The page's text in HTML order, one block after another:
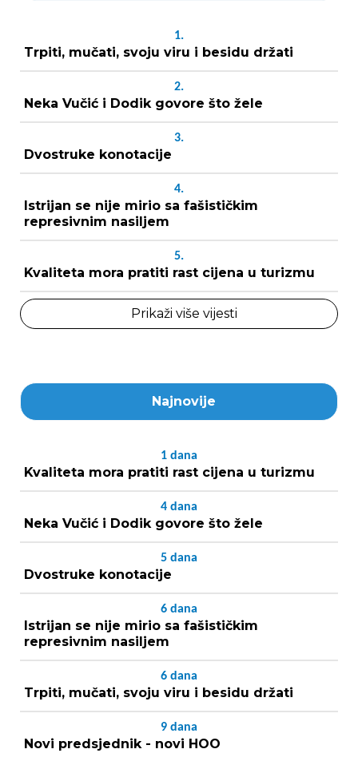
1.
Trpiti, mučati, svoju viru i besidu držati
2.
Neka Vučić i Dodik govore što žele
3.
Dvostruke konotacije
4.
Istrijan se nije mirio sa fašističkim
represivnim nasiljem
5.
Kvaliteta mora pratiti rast cijena u turizmu
Prikaži više vijesti
Najnovije
1 dana
Kvaliteta mora pratiti rast cijena u turizmu
4 dana
Neka Vučić i Dodik govore što žele
5 dana
Dvostruke konotacije
6 dana
Istrijan se nije mirio sa fašističkim
represivnim nasiljem
6 dana
Trpiti, mučati, svoju viru i besidu držati
9 dana
Novi predsjednik - novi HOO